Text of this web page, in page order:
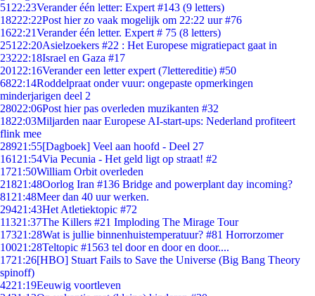
51 22:23Verander één letter: Expert #143 (9 letters)
18222:22Post hier zo vaak mogelijk om 22:22 uur #76
1622:21Verander één letter. Expert # 75 (8 letters)
251 22:20Asielzoekers #22 : Het Europese migratiepact gaat in
23222:18Israel en Gaza #17
201 22:16Verander een letter expert (7lettereditie) #50
6822:14Roddelpraat onder vuur: ongepaste opmerkingen
minderjarigen deel 2
28022:06Post hier pas overleden muzikanten #32
1822:03Miljarden naar Europese AI-start-ups: Nederland profiteert
flink mee
28921:55[Dagboek] Veel aan hoofd - Deel 27
161 21:54Via Pecunia - Het geld ligt op straat! #2
1721:50William Orbit overleden
21821:48Oorlog Iran #136 Bridge and powerplant day incoming?
81 21:48Meer dan 40 uur werken.
29421:43Het Atletiektopic #72
11321:37The Killers #21 Imploding The Mirage Tour
17321:28Wat is jullie binnenhuistemperatuur? #81 Horrorzomer
10021:28Teltopic #1563 tel door en door en door....
1721:26[HBO] Stuart Fails to Save the Universe (Big Bang Theory
spinoff)
4221:19Eeuwig voortleven